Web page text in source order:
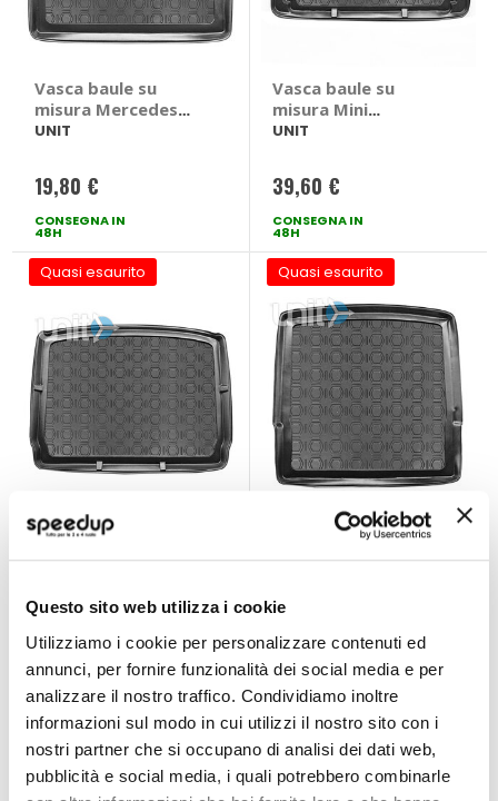
Questo sito web utilizza i cookie
Utilizziamo i cookie per personalizzare contenuti ed
annunci, per fornire funzionalità dei social media e per
analizzare il nostro traffico. Condividiamo inoltre
informazioni sul modo in cui utilizzi il nostro sito con i
nostri partner che si occupano di analisi dei dati web,
pubblicità e social media, i quali potrebbero combinarle
Vasca baule su
misura Mercedes
Glk X 204 2009> -
UNIT
19,80 €
CONSEGNA IN
48H
Vasca baule su
misura Mini
Countryman R60
R60 2010 > 2016
Pianale alto
UNIT
39,60 €
CONSEGNA IN
48H
Quasi esaurito
Vasca baule su
Qashqai 2014 >
2021
39,60 €
CONSEGNA IN
48H
Quasi esaurito
Vasca baule su
misura Opel Insignia
Insignia STATION
WAGON 2009 >
CONSEGNA IN
48H
Quasi esaurito Quasi esaurito